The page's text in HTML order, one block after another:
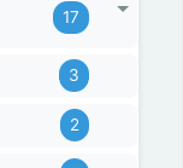
17
3
2